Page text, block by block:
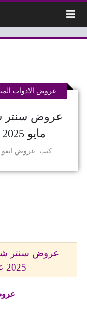
مايو 2025 عروض شقة العروسة
كتب عروض انفو
عروض الادوات
2025 عروض شقة العروسة